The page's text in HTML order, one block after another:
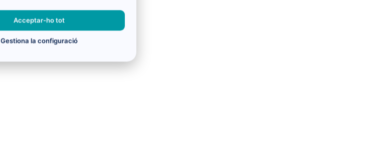
Acceptar-ho tot
Gestiona la configuració